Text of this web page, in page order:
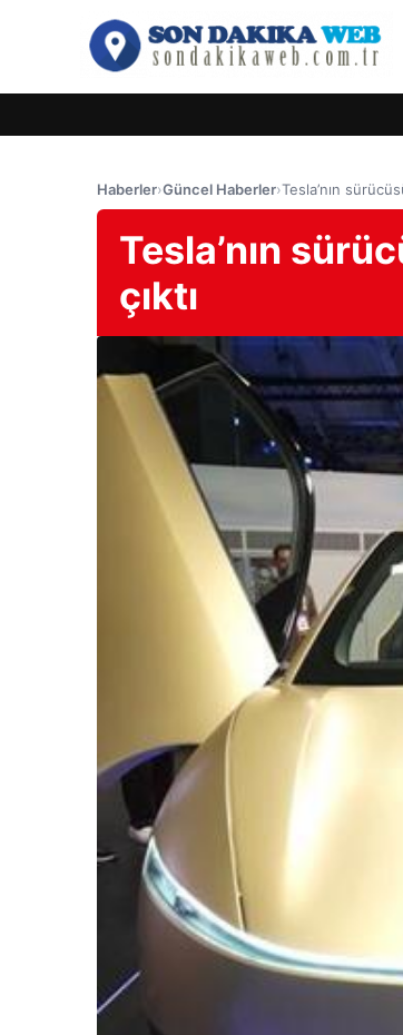
Haberler›Güncel Haberler›Tesla’nın
Tesla’nın
çıktı